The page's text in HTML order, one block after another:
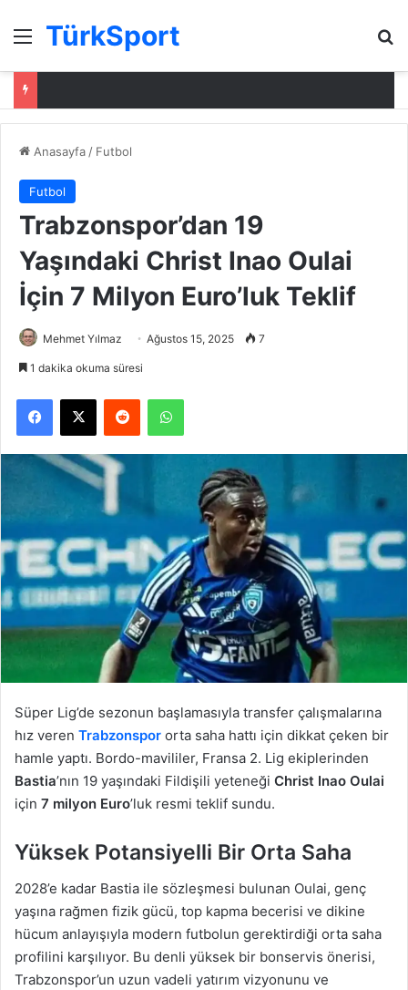
Menü
TürkSport
Anasayfa / Futbol
Futbol
Trabzonspor’dan 19
Yaşındaki Christ Inao Oulai
İçin 7 Milyon Euro’luk Teklif
Mehmet Yılmaz Ağustos 15, 2025 7
1 dakika okuma süresi
Facebook
X Reddit WhatsApp
Süper Lig’de sezonun başlamasıyla transfer çalışmalarına
hız veren Trabzonspor orta saha hattı için dikkat çeken bir
hamle yaptı. Bordo-mavililer, Fransa 2. Lig ekiplerinden
Bastia’nın 19 yaşındaki Fildişili yeteneği Christ Inao Oulai
için 7 milyon Euro’luk resmi teklif sundu.
Yüksek Potansiyelli Bir Orta Saha
2028’e kadar Bastia ile sözleşmesi bulunan Oulai, genç
yaşına rağmen fizik gücü, top kapma becerisi ve dikine
hücum anlayışıyla modern futbolun gerektirdiği orta saha
profilini karşılıyor. Bu denli yüksek bir bonservis önerisi,
Trabzonspor’un uzun vadeli yatırım vizyonunu ve